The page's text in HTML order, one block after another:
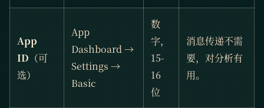
App
ID （可
选）
App
Dashboard →
Settings →
Basic
数
字，
15-
16
位
消息传递不需
要，对分析有
用。